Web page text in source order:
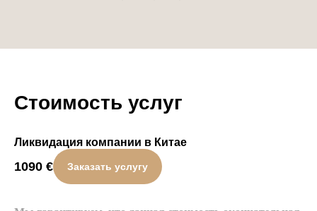
Стоимость услуг
Ликвидация компании в Китае
1090 € Заказать услугу